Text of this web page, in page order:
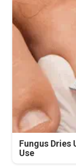
Fungus Dries
Use